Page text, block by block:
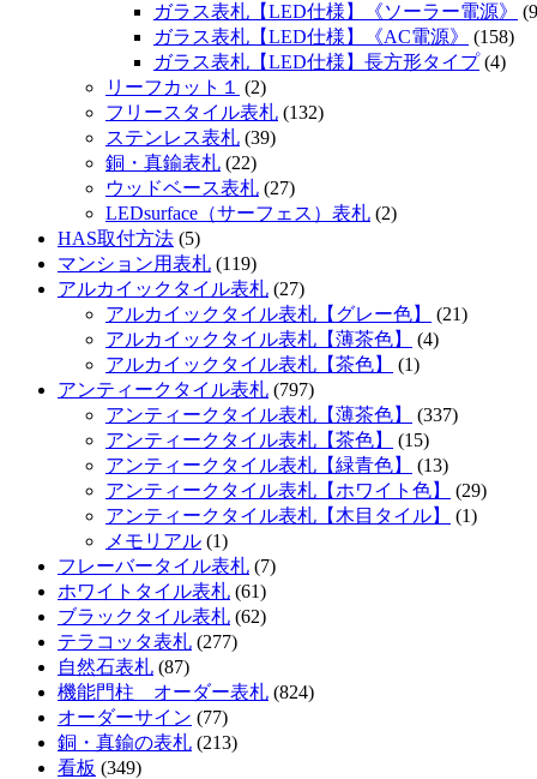
ガラス表札【LED仕様】《ソーラー電源》
ガラス表札【LED仕様】《AC電源》
(158)
ガラス表札【LED仕様】長方形タイプ(4)
リーフカット１
(2)
フリースタイル表札 (132)
ステンレス表札 (39)
銅・真鍮表札 (22)
ウッドベース表札 (27)
LEDsurface（サーフェス）表札 (2)
HAS取付方法 (5)
マンション用表札 (119)
アルカイックタイル表札 (27)
アルカイックタイル表札【グレー色】
(21)
アルカイックタイル表札【薄茶色】
(4)
アルカイックタイル表札【茶色】
(1)
アンティークタイル表札 (797)
アンティークタイル表札【薄茶色】
(337)
アンティークタイル表札【茶色】
(15)
アンティークタイル表札【緑青色】
(13)
アンティークタイル表札【ホワイト色】
(29)
アンティークタイル表札【木目タイル】
(1)
メモリアル (1)
フレーバータイル表札 (7)
ホワイトタイル表札 (61)
ブラックタイル表札 (62)
テラコッタ表札 (277)
自然石表札 (87)
機能門柱 オーダー表札 (824)
オーダーサイン (77)
銅・真鍮の表札 (213)
看板 (349)